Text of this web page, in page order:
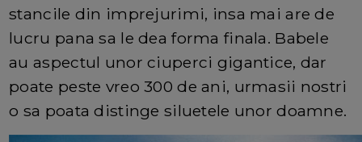
stancile din imprejurimi, insa mai are de
lucru pana sa le dea forma finala. Babele
au aspectul unor ciuperci gigantice, dar
poate peste vreo 300 de ani, urmasii nostri
o sa poata distinge siluetele unor doamne.